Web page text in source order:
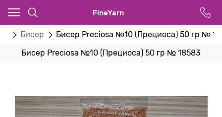
FineYarn
Бисер Бисер Preciosa №10 (Прециоса) 50 гр №
Бисер Preciosa №10 (Прециоса) 50 гр № 18583